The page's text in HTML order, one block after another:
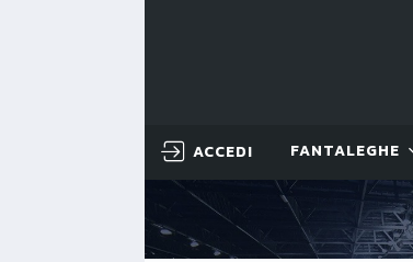
ACCEDI FANTALEGHE